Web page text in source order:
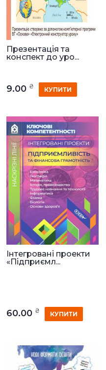
Презентація та
конспект до уро...
9.00 ₴ КУПИТИ
Інтегровані проекти
«Підприємл...
60.00 ₴ КУПИТИ